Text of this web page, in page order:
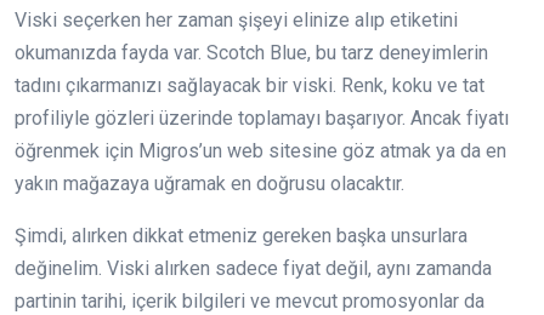
Viski seçerken her zaman şişeyi elinize alıp etiketini
okumanızda fayda var. Scotch Blue, bu tarz deneyimlerin
tadını çıkarmanızı sağlayacak bir viski. Renk, koku ve tat
profiliyle gözleri üzerinde toplamayı başarıyor. Ancak fiyatı
öğrenmek için Migros’un web sitesine göz atmak ya da en
yakın mağazaya uğramak en doğrusu olacaktır.
Şimdi, alırken dikkat etmeniz gereken başka unsurlara
değinelim. Viski alırken sadece fiyat değil, aynı zamanda
partinin tarihi, içerik bilgileri ve mevcut promosyonlar da